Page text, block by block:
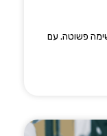
פשוטה. עם